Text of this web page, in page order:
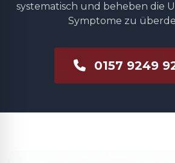
systematisch und beheben die
Symptome zu
0157 9249